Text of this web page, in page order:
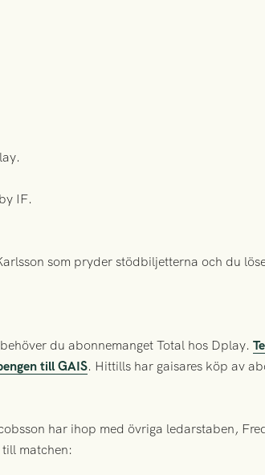
IF.
som pryder stödbiljetterna och du
du abonnemanget Total hos Dplay.
till GAIS. Hittills har gaisares köp av
har ihop med övriga ledarstaben,
matchen: